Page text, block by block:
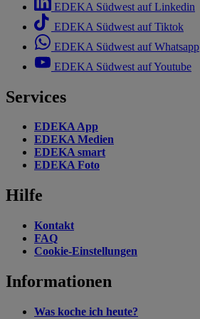
EDEKA Südwest auf Linkedin
EDEKA Südwest auf Tiktok
EDEKA Südwest auf Whatsapp
EDEKA Südwest auf Youtube
Services
EDEKA App
EDEKA Medien
EDEKA smart
EDEKA Foto
Hilfe
Kontakt
FAQ
Cookie-Einstellungen
Informationen
Was koche ich heute?